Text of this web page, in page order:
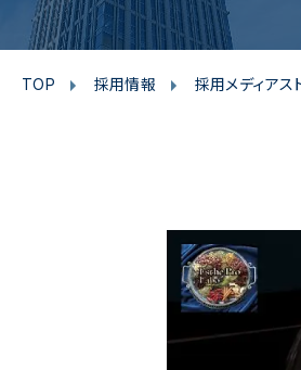
TOP 採用情報 採用メディアス